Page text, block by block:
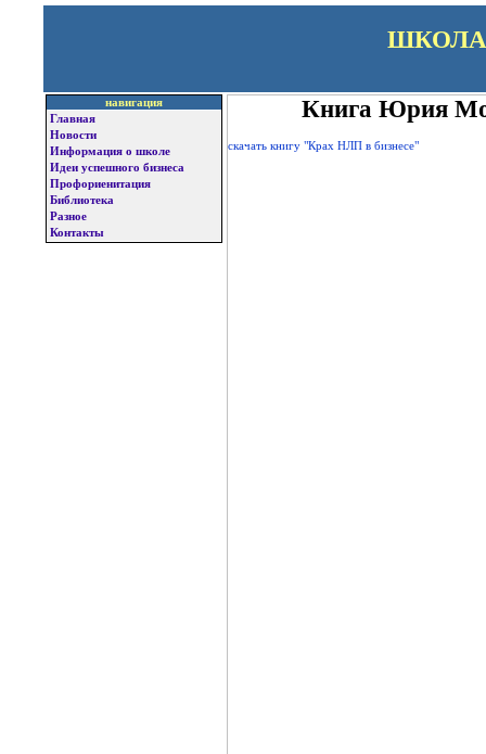
ШКОЛА
навигация
Главная
Новости
Информация о школе
Идеи успешного бизнеса
Профориенитация
Библиотека
Разное
Контакты
Книга Юрия
скачать книгу "Крах НЛП в бизнесе"